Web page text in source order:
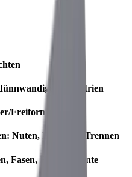
zur Serienfertigung.
Geometrien
Freiform
Nuten, Einstiche, Trennen
Fasen, Formelemente